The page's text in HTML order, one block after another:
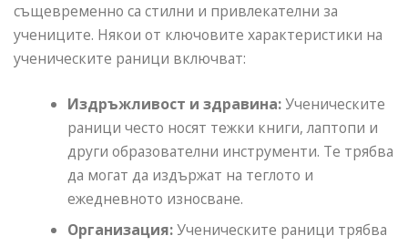
същевременно са стилни и привлекателни за
учениците. Някои от ключовите характеристики на
ученическите раници включват:
Издръжливост и здравина:Ученическите
раници често носят тежки книги, лаптопи и
други образователни инструменти. Те трябва
да могат да издържат на теглото и
ежедневното износване.
Организация:Ученическите раници трябва